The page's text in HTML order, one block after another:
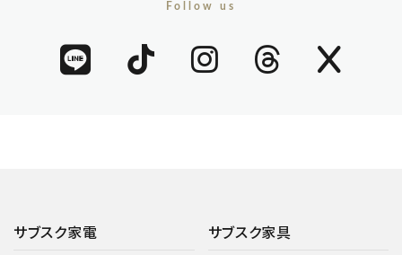
Follow us
サブスク家電 サブスク家具